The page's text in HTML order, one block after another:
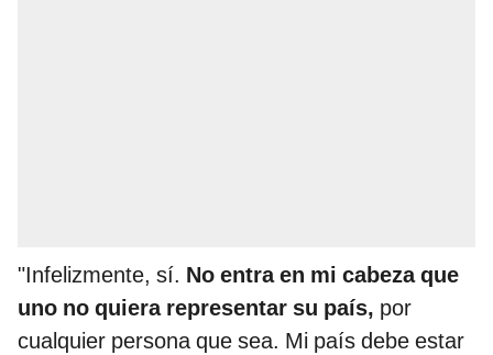
"Infelizmente, sí. No entra en mi cabeza que
uno no quiera representar su país, por
cualquier persona que sea. Mi país debe estar